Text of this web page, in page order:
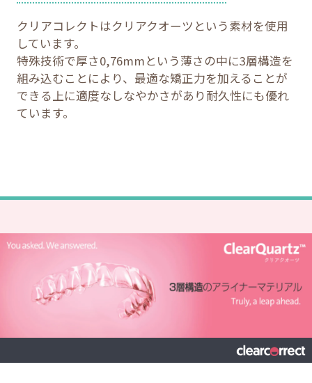
クリアコレクトはクリアクオーツという素材を使用
しています。
特殊技術で厚さ0,76mmという薄さの中に3層構造を
組み込むことにより、最適な矯正力を加えることが
できる上に適度なしなやかさがあり耐久性にも優れ
ています。